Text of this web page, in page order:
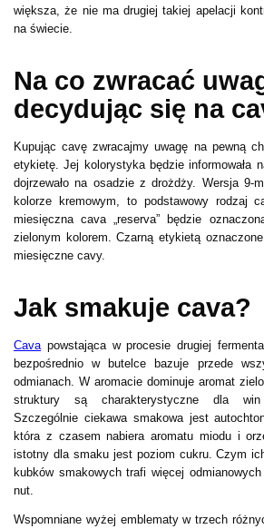
większa, że nie ma drugiej takiej apelacji
na świecie.
Na co zwracać
decydując się na
Kupując cavę zwracajmy uwagę na pewną
etykietę. Jej kolorystyka będzie informowała
dojrzewało na osadzie z drożdży. Wersja 9-
kolorze kremowym, to podstawowy rodzaj
miesięczna cava „reserva” będzie
zielonym kolorem. Czarną etykietą
miesięczne cavy.
Jak smakuje cava?
Cava powstająca w procesie drugiej
bezpośrednio w butelce bazuje przede
odmianach. W aromacie dominuje aromat
struktury są charakterystyczne dla win
Szczególnie ciekawa smakowa jest
która z czasem nabiera aromatu miodu i
istotny dla smaku jest poziom cukru. Czym
kubków smakowych trafi więcej
nut.
Wspomniane wyżej emblematy w trzech